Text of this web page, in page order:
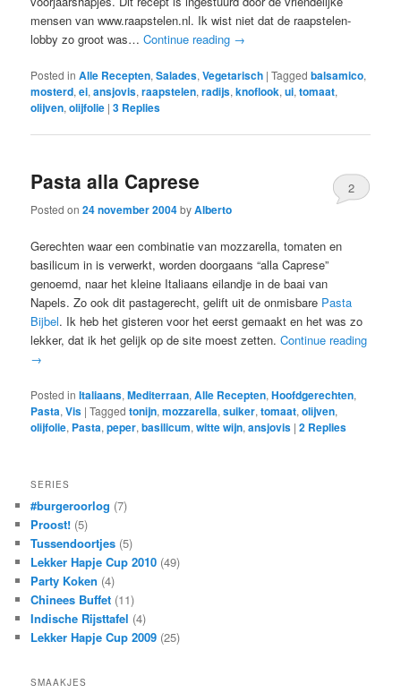
mensen van www.raapstelen.nl. Ik wist niet dat de raapstelen-
lobby zo groot was…Continue reading →
Posted in Alle Recepten,Salades,Vegetarisch |Tagged balsamico,
mosterd,ei,ansjovis,raapstelen,radijs,knoflook,ui,tomaat,
olijven,olijfolie |3 Replies
Pasta alla Caprese
Posted on24 november 2004byAlberto
2
Gerechten waar een combinatie van mozzarella, tomaten en
basilicum in is verwerkt, worden doorgaans “alla Caprese”
genoemd, naar het kleine Italiaans eilandje in de baai van
Napels. Zo ook dit pastagerecht, gelift uit de onmisbare Pasta
Bijbel. Ik heb het gisteren voor het eerst gemaakt en het was zo
lekker, dat ik het gelijk op de site moest zetten.Continue reading
→
Posted in Italiaans,Mediterraan,Alle Recepten,Hoofdgerechten,
Pasta,Vis |Tagged tonijn,mozzarella,suiker,tomaat,olijven,
olijfolie, Pasta,peper,basilicum,witte wijn,ansjovis |2 Replies
SERIES
#burgeroorlog (7)
Proost! (5)
Tussendoortjes (5)
Lekker Hapje Cup 2010 (49)
Party Koken (4)
Chinees Buffet (11)
Indische Rijsttafel (4)
Lekker Hapje Cup 2009 (25)
SMAAKJES